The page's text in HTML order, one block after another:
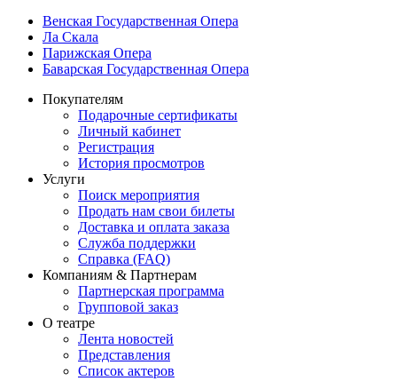
Венская Государственная Опера
Ла Скала
Парижская Опера
Баварская Государственная Опера
Покупателям
Подарочные сертификаты
Личный кабинет
Регистрация
История просмотров
Услуги
Поиск мероприятия
Продать нам свои билеты
Доставка и оплата заказа
Служба поддержки
Справка (FAQ)
Компаниям & Партнерам
Партнерская программа
Групповой заказ
О театре
Лента новостей
Представления
Список актеров